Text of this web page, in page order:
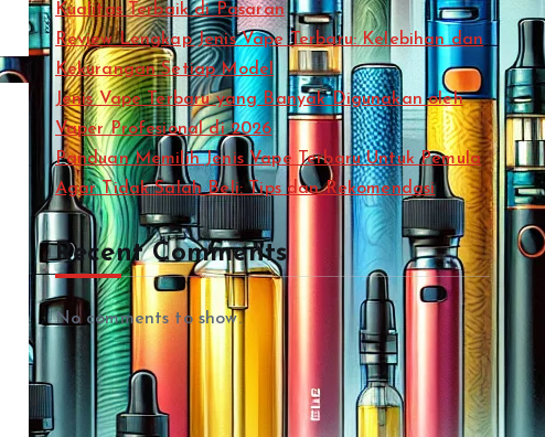
Kualitas Terbaik di Pasaran
Review Lengkap Jenis Vape Terbaru: Kelebihan dan
Kekurangan Setiap Model
Jenis Vape Terbaru yang Banyak Digunakan oleh
Vaper Profesional di 2026
Panduan Memilih Jenis Vape Terbaru Untuk Pemula
Agar Tidak Salah Beli: Tips dan Rekomendasi
Recent Comments
No comments to show.